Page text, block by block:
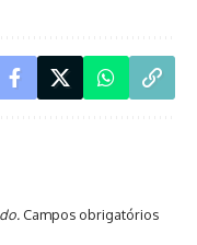
Campos obrigatórios